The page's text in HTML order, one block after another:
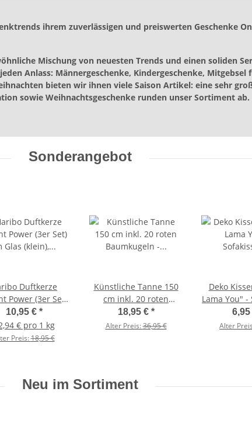
ihrem zuverlässigen und preiswerten Geschenke
Mischung von neuesten Trends und einen soliden
Anlass: Männergeschenke, Kindergeschenke,
bieten wir ihnen viele Saison Artikel: eine sehr
sowie Weihnachtsgeschenke runden unser Sortiment ab.
Sonderangebot
Duftkerze
Power (3er Set)
im Glas (klein),
Kerzenset
10,95 € *
€ pro 1 kg
Preis:18,95 €
Künstliche Tanne 150
cm inkl. 20 roten
Baumkugeln -
künstlicher
18,95 € *
Alter Preis:36,95 €
Deko
Lama You" -
6,95
Alter
Neu im Sortiment